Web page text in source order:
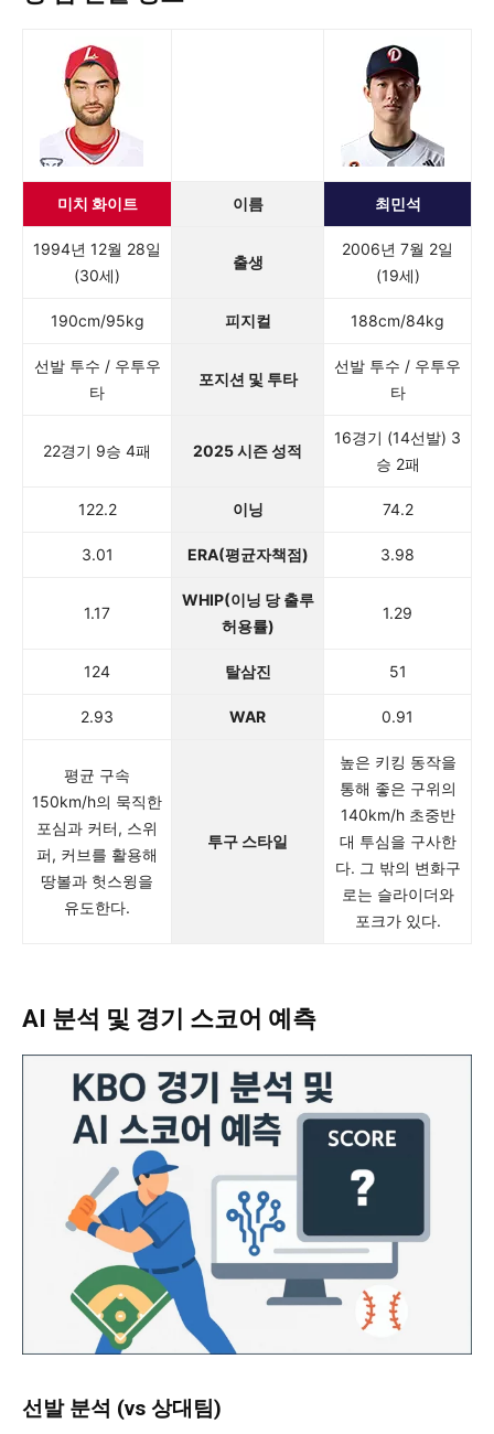
미치 화이트 이름 최민석
1994년 12월 28일
(30세)
출생
2006년 7월 2일
(19세)
190cm/95kg 피지컬 188cm/84kg
선발 투수 / 우투우
타
포지션 및 투타
선발 투수 / 우투우
타
22경기 9승 4패 2025 시즌 성적
16경기 (14선발) 3
승 2패
122.2 이닝 74.2
3.01 ERA(평균자책점) 3.98
1.17
WHIP(이닝 당 출루
허용률)
1.29
124 탈삼진 51
2.93 WAR 0.91
평균 구속
150km/h의 묵직한
포심과 커터, 스위
퍼, 커브를 활용해
땅볼과 헛스윙을
유도한다.
투구 스타일
높은 키킹 동작을
통해 좋은 구위의
140km/h 초중반
대 투심을 구사한
다. 그 밖의 변화구
로는 슬라이더와
포크가 있다.
AI 분석 및 경기 스코어 예측
선발 분석 (vs 상대팀)